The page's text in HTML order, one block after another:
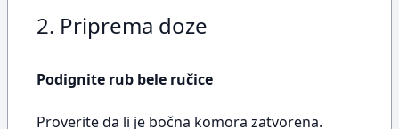
2. Priprema doze
Podignite rub bele ručice
Proverite da li je bočna komora zatvorena.